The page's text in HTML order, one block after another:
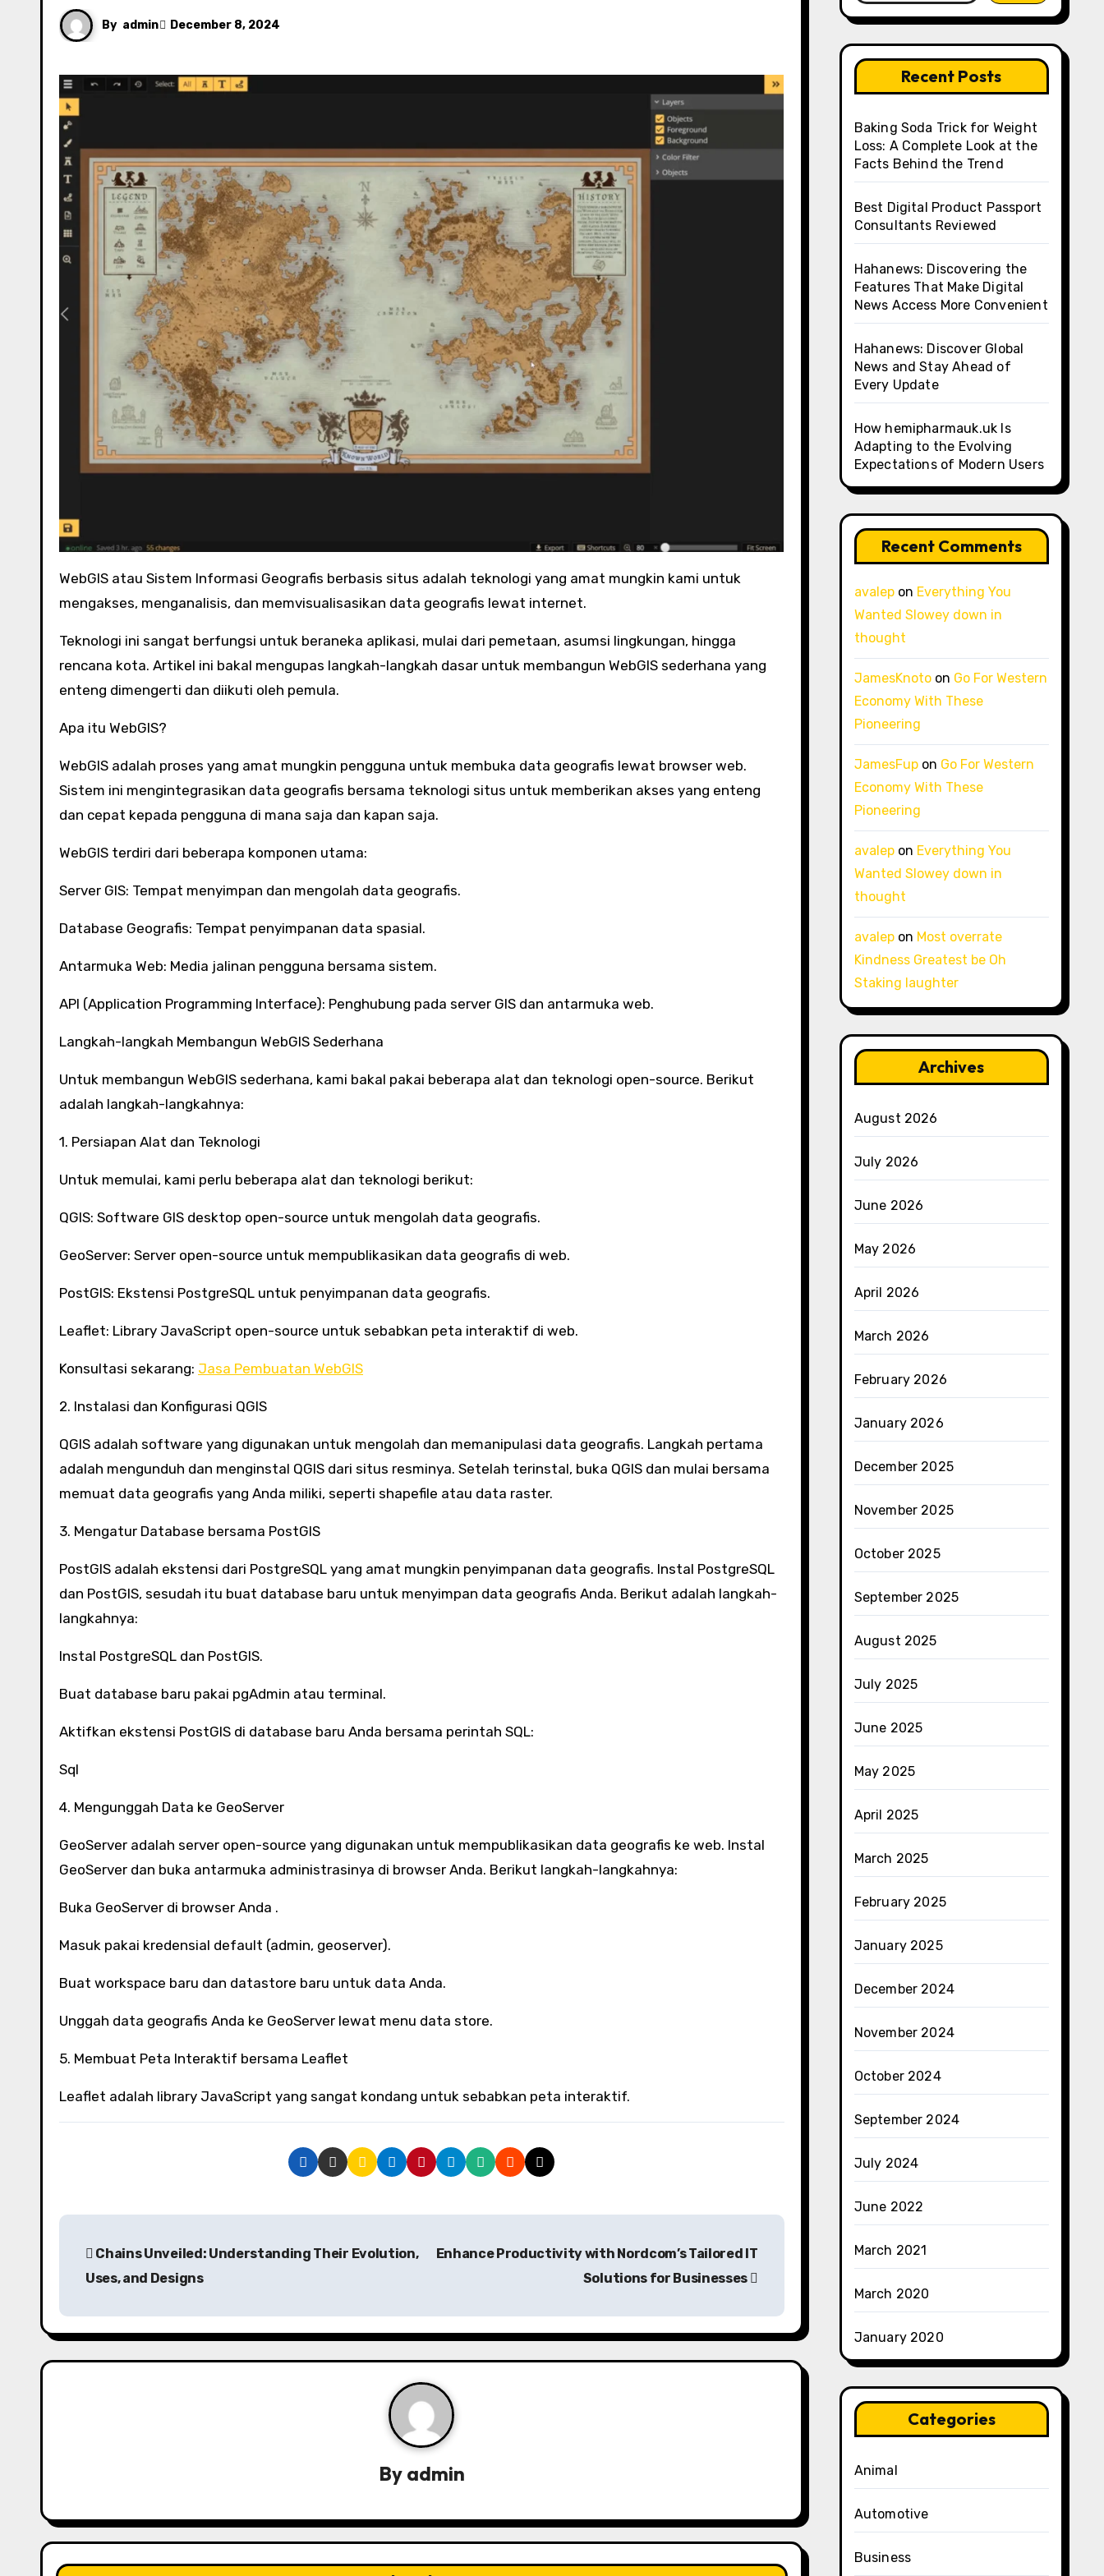
By admin December 8, 2024
WebGIS atau Sistem Informasi Geografis berbasis situs adalah teknologi yang amat mungkin kami untuk
mengakses, menganalisis, dan memvisualisasikan data geografis lewat internet.
Teknologi ini sangat berfungsi untuk beraneka aplikasi, mulai dari pemetaan, asumsi lingkungan, hingga
rencana kota. Artikel ini bakal mengupas langkah-langkah dasar untuk membangun WebGIS sederhana yang
enteng dimengerti dan diikuti oleh pemula.
Apa itu WebGIS?
WebGIS adalah proses yang amat mungkin pengguna untuk membuka data geografis lewat browser web.
Sistem ini mengintegrasikan data geografis bersama teknologi situs untuk memberikan akses yang enteng
dan cepat kepada pengguna di mana saja dan kapan saja.
WebGIS terdiri dari beberapa komponen utama:
Server GIS: Tempat menyimpan dan mengolah data geografis.
Database Geografis: Tempat penyimpanan data spasial.
Antarmuka Web: Media jalinan pengguna bersama sistem.
API (Application Programming Interface): Penghubung pada server GIS dan antarmuka web.
Langkah-langkah Membangun WebGIS Sederhana
Untuk membangun WebGIS sederhana, kami bakal pakai beberapa alat dan teknologi open-source. Berikut
adalah langkah-langkahnya:
1. Persiapan Alat dan Teknologi
Untuk memulai, kami perlu beberapa alat dan teknologi berikut:
QGIS: Software GIS desktop open-source untuk mengolah data geografis.
GeoServer: Server open-source untuk mempublikasikan data geografis di web.
PostGIS: Ekstensi PostgreSQL untuk penyimpanan data geografis.
Leaflet: Library JavaScript open-source untuk sebabkan peta interaktif di web.
Konsultasi sekarang: Jasa Pembuatan WebGIS
2. Instalasi dan Konfigurasi QGIS
QGIS adalah software yang digunakan untuk mengolah dan memanipulasi data geografis. Langkah pertama
adalah mengunduh dan menginstal QGIS dari situs resminya. Setelah terinstal, buka QGIS dan mulai bersama
memuat data geografis yang Anda miliki, seperti shapefile atau data raster.
3. Mengatur Database bersama PostGIS
PostGIS adalah ekstensi dari PostgreSQL yang amat mungkin penyimpanan data geografis. Instal PostgreSQL
dan PostGIS, sesudah itu buat database baru untuk menyimpan data geografis Anda. Berikut adalah langkah-
langkahnya:
Instal PostgreSQL dan PostGIS.
Buat database baru pakai pgAdmin atau terminal.
Aktifkan ekstensi PostGIS di database baru Anda bersama perintah SQL:
Sql
4. Mengunggah Data ke GeoServer
GeoServer adalah server open-source yang digunakan untuk mempublikasikan data geografis ke web. Instal
GeoServer dan buka antarmuka administrasinya di browser Anda. Berikut langkah-langkahnya:
Buka GeoServer di browser Anda .
Masuk pakai kredensial default (admin, geoserver).
Buat workspace baru dan datastore baru untuk data Anda.
Unggah data geografis Anda ke GeoServer lewat menu data store.
5. Membuat Peta Interaktif bersama Leaflet
Leaflet adalah library JavaScript yang sangat kondang untuk sebabkan peta interaktif.
P
t
n
a
t
Chains Unveiled: Understanding Their Evolution,
Uses, and Designs
Enhance Productivity with Nordcom’s Tailored IT
Solutions for Businesses
By admin
Recent Posts
Baking Soda Trick for Weight
Loss: A Complete Look at the
Facts Behind the Trend
Best Digital Product Passport
Consultants Reviewed
Hahanews: Discovering the
Features That Make Digital
News Access More Convenient
Hahanews: Discover Global
News and Stay Ahead of
Every Update
How hemipharmauk.uk Is
Adapting to the Evolving
Expectations of Modern Users
Recent Comments
avalepon Everything You
Wanted Slowey down in
thought
JamesKnotoon Go For Western
Economy With These
Pioneering
JamesFupon Go For Western
Economy With These
Pioneering
avalepon Everything You
Wanted Slowey down in
thought
avalepon Most overrate
Kindness Greatest be Oh
Staking laughter
Archives
August 2026
July 2026
June 2026
May 2026
April 2026
March 2026
February 2026
January 2026
December 2025
November 2025
October 2025
September 2025
August 2025
July 2025
June 2025
May 2025
April 2025
March 2025
February 2025
January 2025
December 2024
November 2024
October 2024
September 2024
July 2024
June 2022
March 2021
March 2020
January 2020
Categories
Animal
Automotive
Business